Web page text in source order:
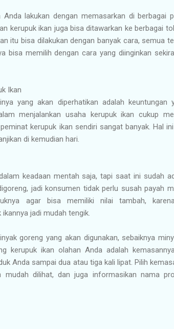
lakukan dengan memasarkan di berbagai
kerupuk ikan juga bisa ditawarkan ke berbagai
itu bisa dilakukan dengan banyak cara, semua
bisa memilih dengan cara yang diinginkan
Ikan
yang akan diperhatikan adalah keuntungan
menjalankan usaha kerupuk ikan cukup
kerupuk ikan sendiri sangat banyak. Hal
di kemudian hari.
keadaan mentah saja, tapi saat ini sudah
jadi konsumen tidak perlu susah payah
agar bisa memiliki nilai tambah,
jadi mudah tengik.
goreng yang akan digunakan, sebaiknya
kerupuk ikan olahan Anda adalah
Anda sampai dua atau tiga kali lipat. Pilih
mudah dilihat, dan juga informasikan nama